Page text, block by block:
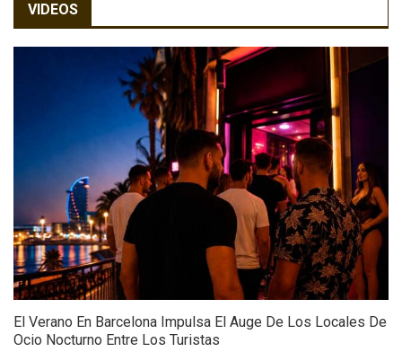
VIDEOS
El Verano En Barcelona Impulsa El Auge De Los Locales De
Ocio Nocturno Entre Los Turistas